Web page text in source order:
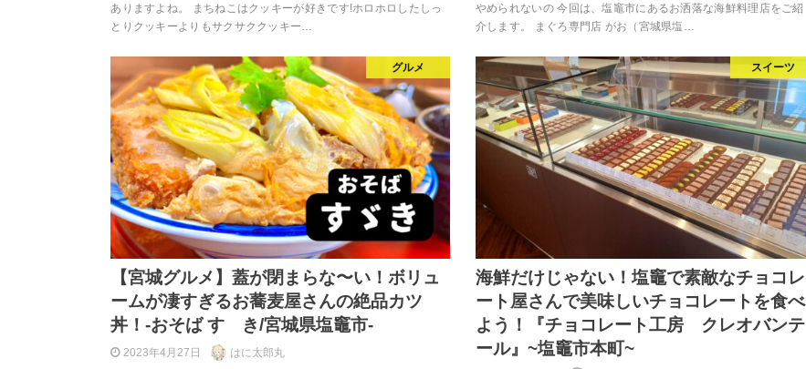
ありますよね。 まちねこはクッキーが好きです!ホロホロしたしっ
とりクッキーよりもサクサククッキー…
やめられないの 今回は、塩竈市にあるお洒落な海鮮料理店をご紹
介します。 まぐろ専門店 がお（宮城県塩…
グルメ
【宮城グルメ】蓋が閉まらな〜い！ボリュ
ームが凄すぎるお蕎麦屋さんの絶品カツ
丼！-おそば すゞき/宮城県塩竈市-
2023年4月27日 はに太郎丸
スイーツ
海鮮だけじゃない！塩竈で素敵なチョコレ
ート屋さんで美味しいチョコレートを食べ
よう！『チョコレート工房 クレオバンテ
ール』~塩竈市本町~